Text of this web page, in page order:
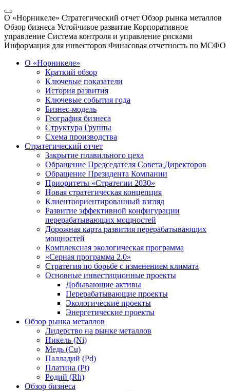
О «Норникеле» Стратегический отчет Обзор рынка металлов
Обзор бизнеса Устойчивое развитие Корпоративное
управление Система контроля и управление рисками
Информация для инвесторов Финасовая отчетность по МСФО
О «Норникеле»
Краткий обзор
Ключевые показатели
История развития
Ключевые события года
Бизнес-модель
География бизнеса
Структура Группы
Схема производства
Стратегический отчет
Закрытие плавильного цеха
Обращение Председателя Совета Директоров
Обращение Президента Компании
Приоритеты «Стратегии 2030»
Новая стратегическая концепция
Клиентоориентированный взгляд
Развитие эффективной конфигурации
перерабатывающих мощностей
Дорожная карта развития перерабатывающих
мощностей
Комплексная экологическая программа
«Серная программа 2.0»
Стратегия по борьбе с изменением климата
Основные инвестиционные проекты
Добывающие активы
Перерабатывающие проекты
Экологические проекты
Энергетические проекты
Обзор рынка металлов
Лидерство на рынке металлов
Никель (Ni)
Медь (Cu)
Палладий (Pd)
Платина (Pt)
Родий (Rh)
Обзор бизнеса